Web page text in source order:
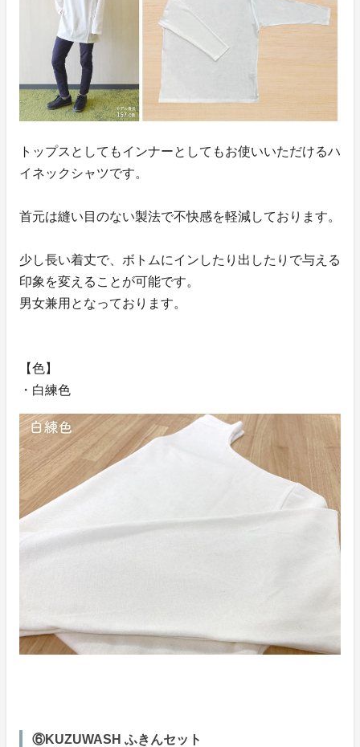
トップスとしてもインナーとしてもお使いいただけるハ
イネックシャツです。
首元は縫い目のない製法で不快感を軽減しております。
少し長い着丈で、ボトムにインしたり出したりで与える
印象を変えることが可能です。
男女兼用となっております。
【色】
・白練色
⑥KUZUWASH ふきんセット